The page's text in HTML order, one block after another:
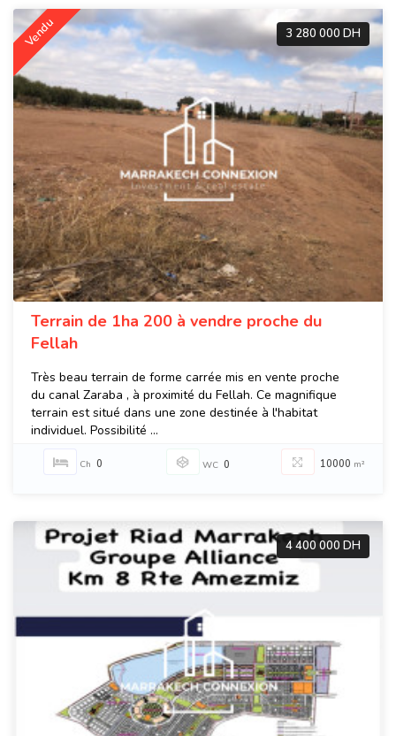
Vendu 3 280 000 DH
Terrain de 1ha 200 à vendre proche du
Fellah
Très beau terrain de forme carrée mis en vente proche
du canal Zaraba , à proximité du Fellah. Ce magnifique
terrain est situé dans une zone destinée à l'habitat
individuel. Possibilité ...
Ch 0 WC 0 10000 m²
4 400 000 DH